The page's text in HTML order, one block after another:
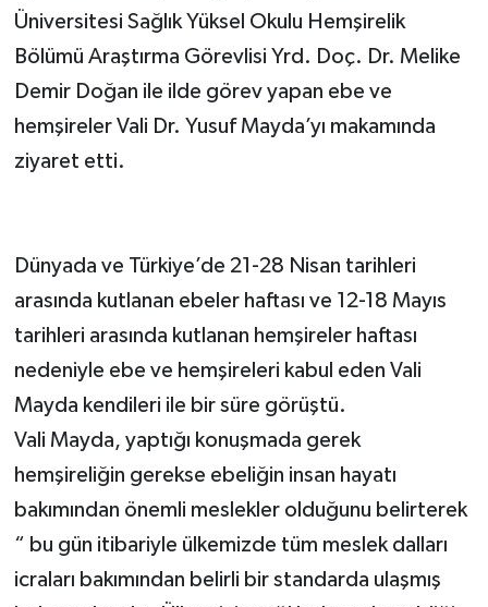
Üniversitesi Sağlık Yüksel Okulu Hemşirelik
Bölümü Araştırma Görevlisi Yrd. Doç. Dr. Melike
Demir Doğan ile ilde görev yapan ebe ve
hemşireler Vali Dr. Yusuf Mayda’yı makamında
ziyaret etti.
Dünyada ve Türkiye’de 21-28 Nisan tarihleri
arasında kutlanan ebeler haftası ve 12-18 Mayıs
tarihleri arasında kutlanan hemşireler haftası
nedeniyle ebe ve hemşireleri kabul eden Vali
Mayda kendileri ile bir süre görüştü.
Vali Mayda, yaptığı konuşmada gerek
hemşireliğin gerekse ebeliğin insan hayatı
bakımından önemli meslekler olduğunu belirterek
“ bu gün itibariyle ülkemizde tüm meslek dalları
icraları bakımından belirli bir standarda ulaşmış